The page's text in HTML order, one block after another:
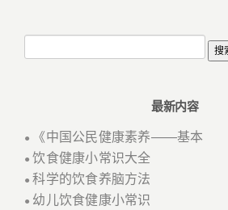
最新内容
● 《中国公民健康素养——基本
●饮食健康小常识大全
●科学的饮食养脑方法
● 幼儿饮食健康小常识